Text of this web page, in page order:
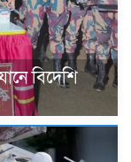
বিদেশি